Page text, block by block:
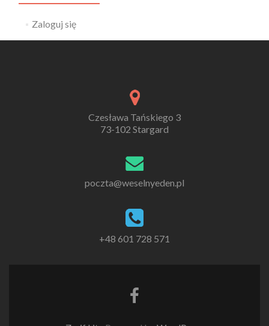
Zaloguj się
Czesława Tańskiego 3
73-102 Stargard
poczta@weselnyeden.pl
+48 601 728 571
Go
to